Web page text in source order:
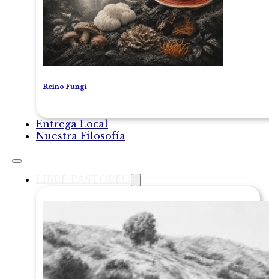
Reino Fungi
Entrega Local
Nuestra Filosofía